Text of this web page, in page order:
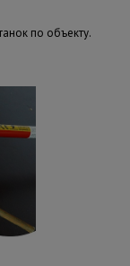
по объекту.